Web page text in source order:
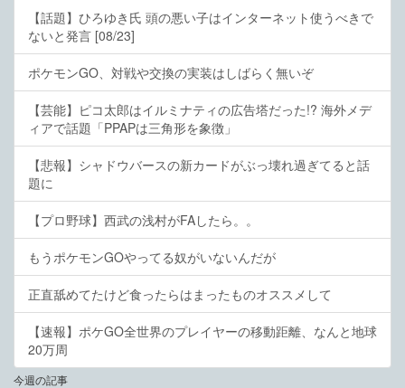
【話題】ひろゆき氏 頭の悪い子はインターネット使うべきで
ないと発言 [08/23]
ポケモンGO、対戦や交換の実装はしばらく無いぞ
【芸能】ピコ太郎はイルミナティの広告塔だった!? 海外メデ
ィアで話題「PPAPは三角形を象徴」
【悲報】シャドウバースの新カードがぶっ壊れ過ぎてると話
題に
【プロ野球】西武の浅村がFAしたら。。
もうポケモンGOやってる奴がいないんだが
正直舐めてたけど食ったらはまったものオススメして
【速報】ポケGO全世界のプレイヤーの移動距離、なんと地球
20万周
今週の記事